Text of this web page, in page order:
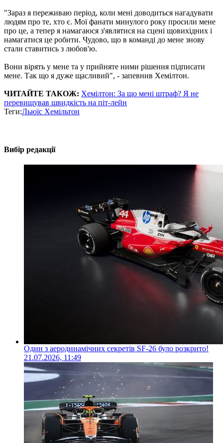
"Зараз я переживаю період, коли мені доводиться нагадувати
людям про те, хто є. Мої фанати минулого року просили мене
про це, а тепер я намагаюся з'являтися на сцені щовихідних і
намагатися це робити. Чудово, що в команді до мене знову
стали ставитись з любов'ю.
Вони вірять у мене та у прийняте ними рішення підписати
мене. Так що я дуже щасливий", - запевнив Хемілтон.
ЧИТАЙТЕ ТАКОЖ: Хемілтон: За що мені штраф? Я не
перевищував швидкість на піт-лейн
Теги:Льюїс Хемільтон
Вибір редакції
Один з аеродинамічних секретів SF-26 було розкрито!
21.07.2026, 11:49